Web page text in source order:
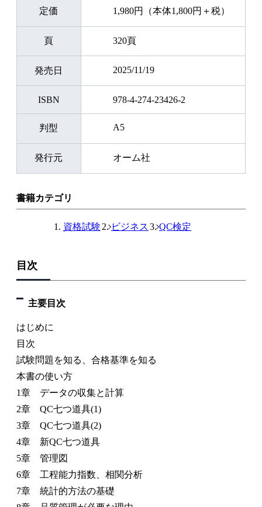
定価 1,980円（本体1,800円＋税）
頁 320頁
発売日 2025/11/19
ISBN 978-4-274-23426-2
判型 A5
発行元 オーム社
書籍カテゴリ
資格試験 ビジネス QC検定
目次
主要目次
はじめに
目次
試験問題を知る、合格基準を知る
本書の使い方
1章 データの収集と計算
2章 QC七つ道具(1)
3章 QC七つ道具(2)
4章 新QC七つ道具
5章 管理図
6章 工程能力指数、相関分析
7章 統計的方法の基礎